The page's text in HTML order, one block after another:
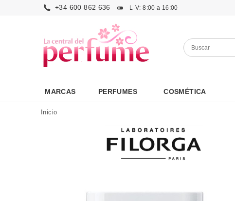
+34 600 862 636 L-V: 8:00 a 16:00
MARCAS PERFUMES COSMÉTICA
Inicio